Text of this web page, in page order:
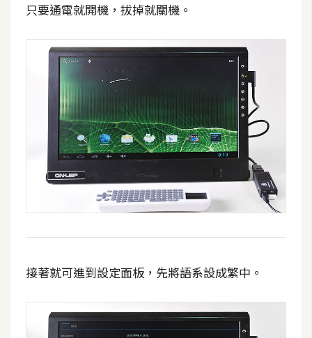
只要通電就開機，拔掉就關機。
接著就可進到設定面板，先將語系設成繁中。